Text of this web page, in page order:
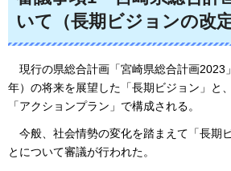
いて（長期ビジョンの改定
現行の県総合計画「宮崎県総合計画2023
年）の将来を展望した「長期ビジョン」と
「アクションプラン」で構成される。
今般、 社会情勢の変化を踏まえて「長期
とについて審議が行われた。